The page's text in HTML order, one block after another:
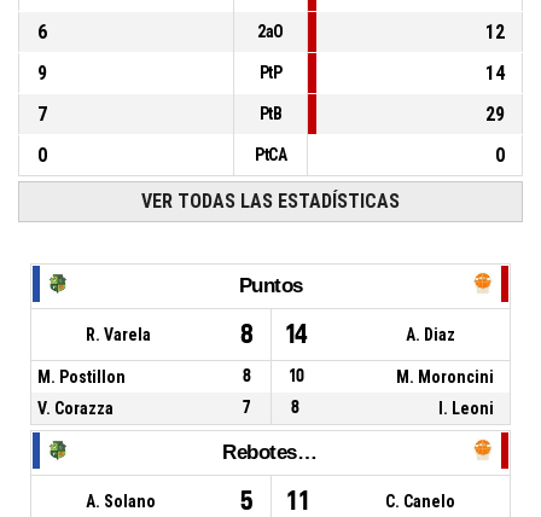
6
2aO
12
9
PtP
14
7
PtB
29
0
PtCA 0
VER TODAS LAS ESTADÍSTICAS
Puntos
R. Varela 8 14 A. Diaz
M. Postillon 8 10
M. Moroncini
V. Corazza
7 8 I. Leoni
Rebotes Totales
A. Solano 5 11 C. Canelo